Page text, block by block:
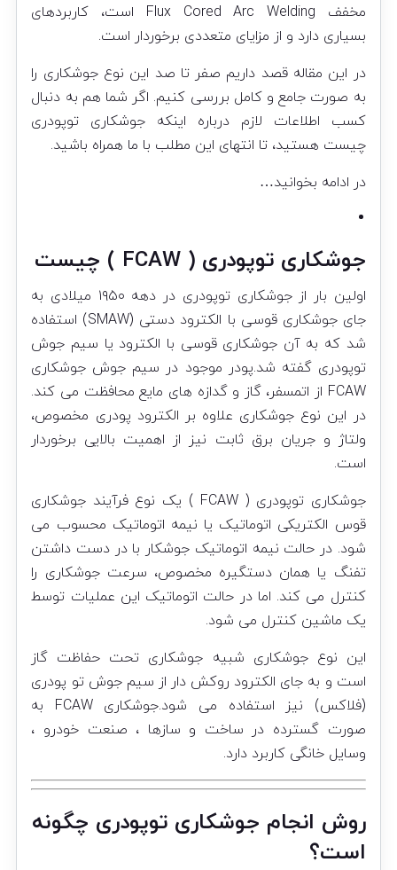
مخفف Flux Cored Arc Welding است، کاربردهای
بسیاری دارد و از مزایای متعددی برخوردار است.
در این مقاله قصد داریم صفر تا صد این نوع جوشکاری را
به صورت جامع و کامل بررسی کنیم. اگر شما هم به دنبال
کسب اطلاعات لازم درباره اینکه جوشکاری توپودری
چیست هستید، تا انتهای این مطلب با ما همراه باشید.
در ادامه بخوانید…
جوشکاری توپودری ( FCAW ) چیست
اولین بار از جوشکاری توپودری در دهه ۱۹۵۰ میلادی به
جای جوشکاری قوسی با الکترود دستی (SMAW) استفاده
شد که به آن جوشکاری قوسی با الکترود یا سیم جوش
توپودری گفته شد.پودر موجود در سیم جوش جوشکاری
FCAW از اتمسفر، گاز و گدازه های مایع محافظت می کند.
در این نوع جوشکاری علاوه بر الکترود پودری مخصوص،
ولتاژ و جریان برق ثابت نیز از اهمیت بالایی برخوردار
است.
جوشکاری توپودری ( FCAW ) یک نوع فرآیند جوشکاری
قوس الکتریکی اتوماتیک یا نیمه اتوماتیک محسوب می
شود. در حالت نیمه اتوماتیک جوشکار با در دست داشتن
تفنگ یا همان دستگیره مخصوص، سرعت جوشکاری را
کنترل می کند. اما در حالت اتوماتیک این عملیات توسط
یک ماشین کنترل می شود.
این نوع جوشکاری شبیه جوشکاری تحت حفاظت گاز
است و به جای الکترود روکش دار از سیم جوش تو پودری
(فلاکس) نیز استفاده می شود.جوشکاری FCAW به
صورت گسترده در ساخت و سازها ، صنعت خودرو ،
وسایل خانگی کاربرد دارد.
روش انجام جوشکاری توپودری چگونه
است؟